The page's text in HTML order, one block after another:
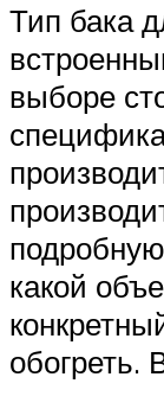
Тип бака
выборе
какой
обогреть.